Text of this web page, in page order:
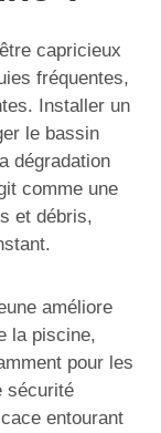
capricieux
fréquentes,
Installer un
le bassin
dégradation
comme une
et débris,
améliore
la piscine,
pour les
sécurité
entourant